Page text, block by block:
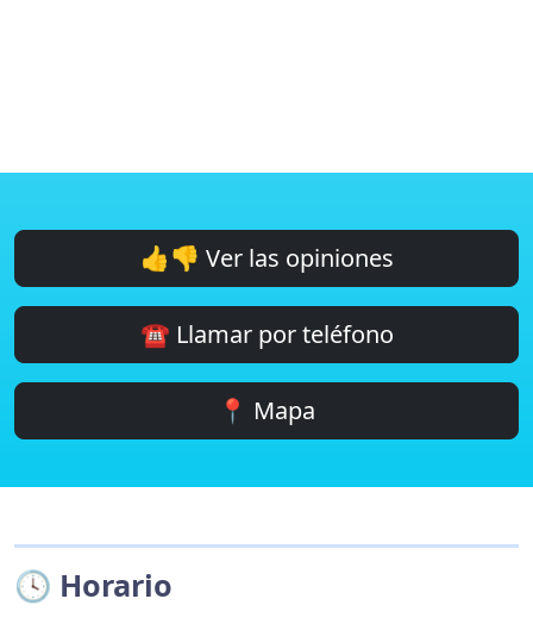
👍👎 Ver las opiniones
☎️ Llamar por teléfono
📍 Mapa
🕓 Horario